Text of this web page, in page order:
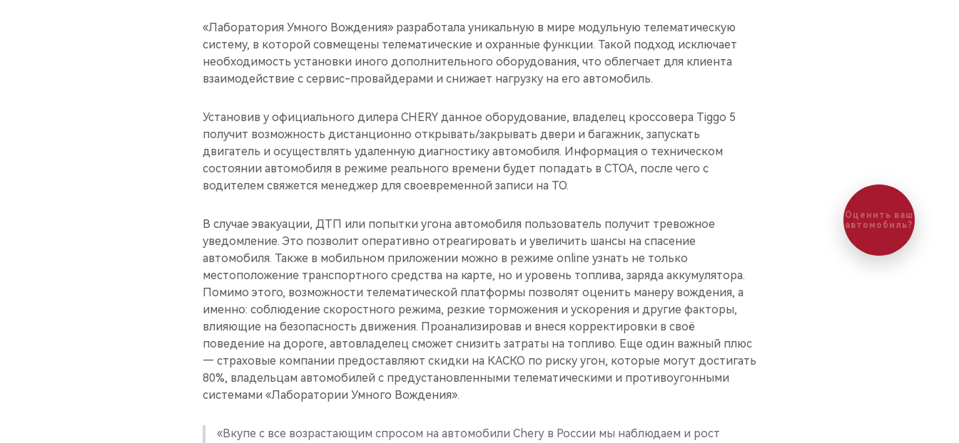
«Лаборатория Умного Вождения» разработала уникальную в мире модульную телематическую
систему, в которой совмещены телематические и охранные функции. Такой подход исключает
необходимость установки иного дополнительного оборудования, что облегчает для клиента
взаимодействие с сервис-провайдерами и снижает нагрузку на его автомобиль.
Установив у официального дилера CHERY данное оборудование, владелец кроссовера Tiggo 5
получит возможность дистанционно открывать/закрывать двери и багажник, запускать
двигатель и осуществлять удаленную диагностику автомобиля. Информация о техническом
состоянии автомобиля в режиме реального времени будет попадать в СТОА, после чего с
водителем свяжется менеджер для своевременной записи на ТО.
В случае эвакуации, ДТП или попытки угона автомобиля пользователь получит тревожное
уведомление. Это позволит оперативно отреагировать и увеличить шансы на спасение
автомобиля. Также в мобильном приложении можно в режиме online узнать не только
местоположение транспортного средства на карте, но и уровень топлива, заряда аккумулятора.
Помимо этого, возможности телематической платформы позволят оценить манеру вождения, а
именно: соблюдение скоростного режима, резкие торможения и ускорения и другие факторы,
влияющие на безопасность движения. Проанализировав и внеся корректировки в своё
поведение на дороге, автовладелец сможет снизить затраты на топливо. Еще один важный плюс
— страховые компании предоставляют скидки на КАСКО по риску угон, которые могут достигать
80%, владельцам автомобилей с предустановленными телематическими и противоугонными
системами «Лаборатории Умного Вождения».
«Вкупе с все возрастающим спросом на автомобили Chery в России мы наблюдаем и рост
Оценить ваш
автомобиль?